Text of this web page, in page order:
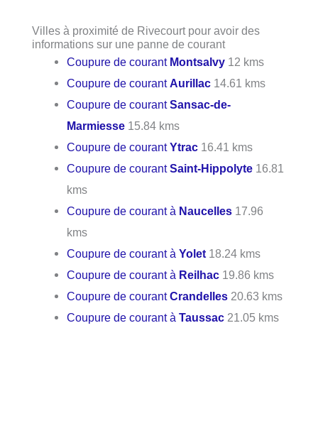
Villes à proximité de Rivecourt pour avoir des
informations sur une panne de courant
Coupure de courant Montsalvy 12 kms
Coupure de courantAurillac 14.61 kms
Coupure de courantSansac-de-
Marmiesse 15.84 kms
Coupure de courantYtrac 16.41 kms
Coupure de courantSaint-Hippolyte 16.81
kms
Coupure de courant à Naucelles 17.96
kms
Coupure de courant àYolet 18.24 kms
Coupure de courant à Reilhac 19.86 kms
Coupure de courantCrandelles 20.63 kms
Coupure de courant àTaussac 21.05 kms